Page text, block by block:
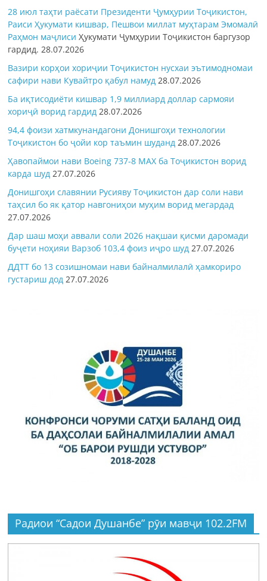
28 июл таҳти раёсати Президенти Ҷумҳурии Тоҷикистон,
Раиси Ҳукумати кишвар, Пешвои миллат муҳтарам Эмомалӣ
Раҳмон маҷлисиҲукумати Ҷумҳурии Тоҷикистон баргузор
гардид.28.07.2026
Вазири корҳои хориҷии Тоҷикистон нусхаи эътимодномаи
сафири нави Кувайтро қабул намуд 28.07.2026
Ба иқтисодиёти кишвар 1,9 миллиард доллар сармояи
хориҷӣ ворид гардид 28.07.2026
94,4 фоизи хатмкунандагони Донишгоҳи технологии
Тоҷикистон бо ҷойи кор таъмин шуданд 28.07.2026
Ҳавопаймои нави Boeing 737-8 MAX ба Тоҷикистон ворид
карда шуд 27.07.2026
Донишгоҳи славянии Русияву Тоҷикистон дар соли нави
таҳсил бо як қатор навгониҳои муҳим ворид мегардад
27.07.2026
Дар шаш моҳи аввали соли 2026 нақшаи қисми даромади
буҷети ноҳияи Варзоб 103,4 фоиз иҷро шуд 27.07.2026
ДДТТ бо 13 созишномаи нави байналмилалӣ ҳамкориро
густариш дод 27.07.2026
Радиои “Садои Душанбе” рӯи мавҷи 102.2FM